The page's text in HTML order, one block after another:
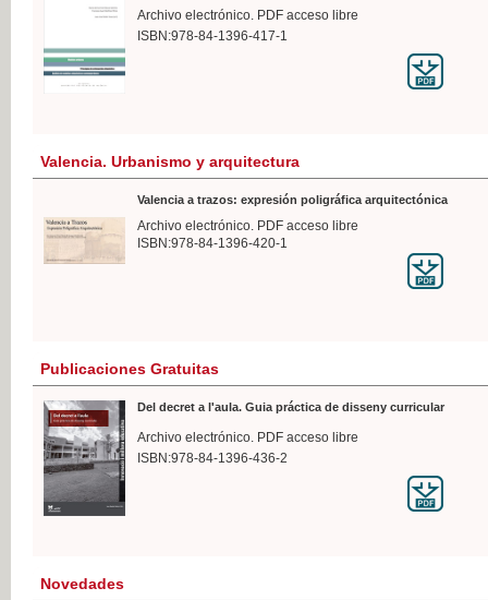
Archivo electrónico. PDF acceso libre
ISBN:978-84-1396-417-1
Valencia. Urbanismo y arquitectura
Valencia a trazos: expresión poligráfica arquitectónica
Archivo electrónico. PDF acceso libre
ISBN:978-84-1396-420-1
Publicaciones Gratuitas
Del decret a l'aula. Guia práctica de disseny curricular
Archivo electrónico. PDF acceso libre
ISBN:978-84-1396-436-2
Novedades